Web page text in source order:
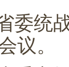
委统
议。